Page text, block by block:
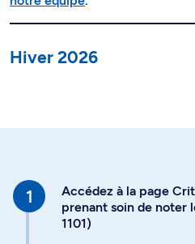
Hiver 2026
Accédez à la page
prenant soin de noter
1101)